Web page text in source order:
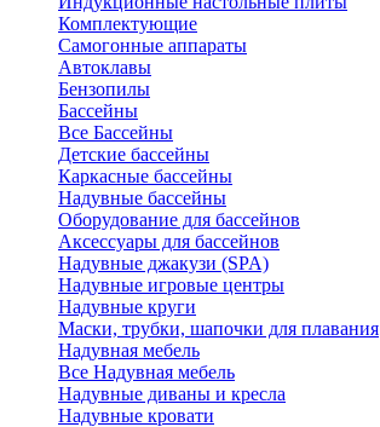
Комплектующие
Самогонные аппараты
Автоклавы
Бензопилы
Бассейны
Все Бассейны
Детские бассейны
Каркасные бассейны
Надувные бассейны
Оборудование для бассейнов
Аксессуары для бассейнов
Надувные джакузи (SPA)
Надувные игровые центры
Надувные круги
Маски, трубки, шапочки для плавания
Надувная мебель
Все Надувная мебель
Надувные диваны и кресла
Надувные кровати